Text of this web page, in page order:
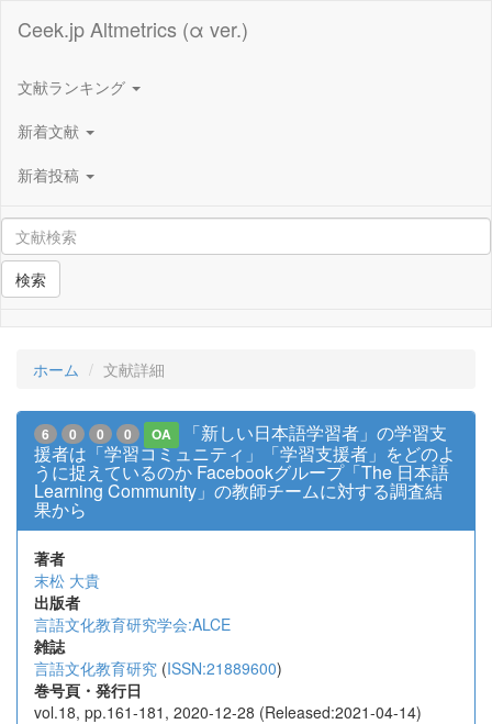
Ceek.jp Altmetrics (α ver.)
文献ランキング
新着文献
新着投稿
検索
ホーム 文献詳細
6 0 0 0 OA
「新しい日本語学習者」の学習支
援者は「学習コミュニティ」「学習支援者」をどのよ
うに捉えているのか Facebookグループ「The 日本語
Learning Community」の教師チームに対する調査結
果から
著者
末松 大貴
出版者
言語文化教育研究学会:ALCE
雑誌
言語文化教育研究 (ISSN:21889600)
巻号頁・発行日
vol.18, pp.161-181, 2020-12-28 (Released:2021-04-14)